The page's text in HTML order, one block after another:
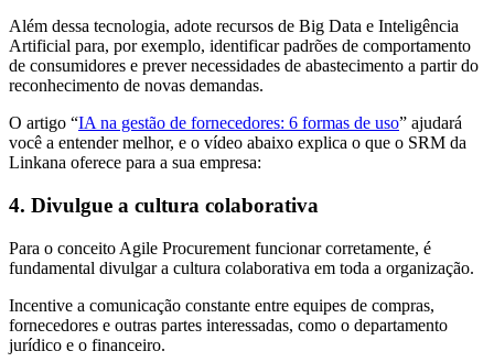
Além dessa tecnologia, adote recursos de Big Data e Inteligência
Artificial para, por exemplo, identificar padrões de comportamento
de consumidores e prever necessidades de abastecimento a partir do
reconhecimento de novas demandas.
O artigo “IA na gestão de fornecedores: 6 formas de uso” ajudará
você a entender melhor, e o vídeo abaixo explica o que o SRM da
Linkana oferece para a sua empresa:
4. Divulgue a cultura colaborativa
Para o conceito Agile Procurement funcionar corretamente, é
fundamental divulgar a cultura colaborativa em toda a organização.
Incentive a comunicação constante entre equipes de compras,
fornecedores e outras partes interessadas, como o departamento
jurídico e o financeiro.